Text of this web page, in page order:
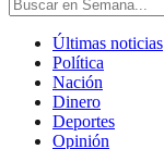
Últimas noticias
Política
Nación
Dinero
Deportes
Opinión